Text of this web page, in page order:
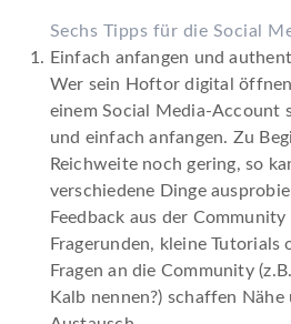
Sechs Tipps für die Social
Einfach anfangen und
Wer sein Hoftordigital öffnen
einem Social Media-Account
und einfach anfangen. Zu
Reichweite noch gering, so
verschiedene Dinge
Feedback aus der
Fragerunden, kleine Tutorials
Fragen an die Community
Kalb nennen?) schaffen